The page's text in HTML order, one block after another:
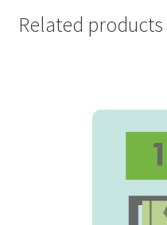
Related products